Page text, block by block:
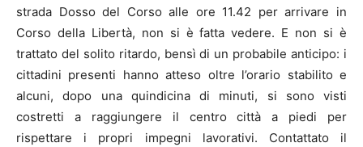
strada Dosso del Corso alle ore 11.42 per arrivare in
Corso della Libertà, non si è fatta vedere. E non si è
trattato del solito ritardo, bensì di un probabile anticipo: i
cittadini presenti hanno atteso oltre l’orario stabilito e
alcuni, dopo una quindicina di minuti, si sono visti
costretti a raggiungere il centro città a piedi per
rispettare i propri impegni lavorativi. Contattato il